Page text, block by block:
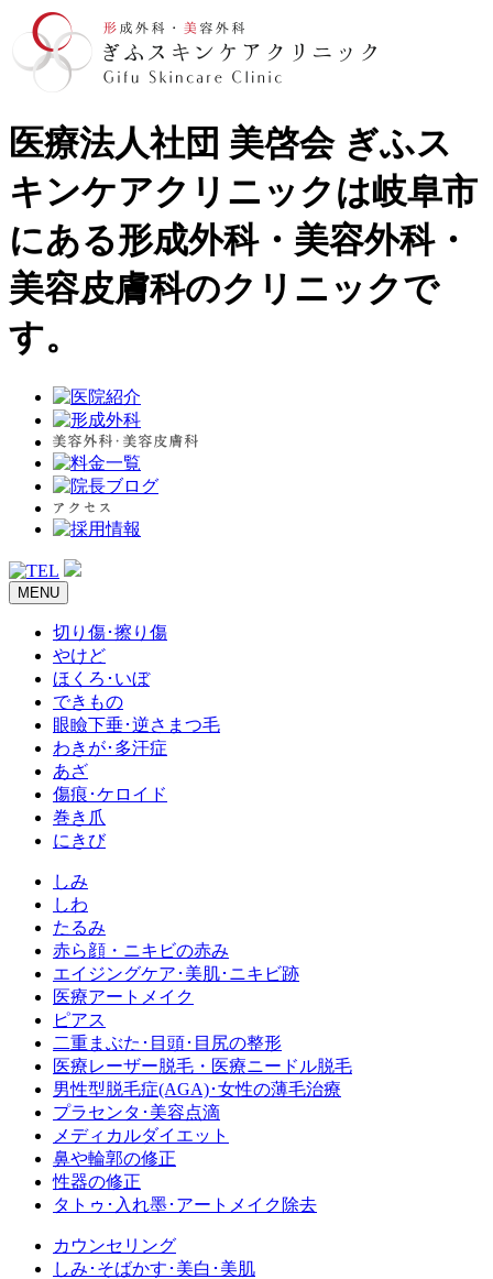
医療法人社団 美啓会 ぎふス
キンケアクリニックは岐阜市
にある形成外科・美容外科・
美容皮膚科のクリニックで
す。
MENU
切り傷･擦り傷
やけど
ほくろ･いぼ
できもの
眼瞼下垂･逆さまつ毛
わきが･多汗症
あざ
傷痕･ケロイド
巻き爪
にきび
しみ
しわ
たるみ
赤ら顔・ニキビの赤み
エイジングケア･美肌･ニキビ跡
医療アートメイク
ピアス
二重まぶた･目頭･目尻の整形
医療レーザー脱毛・医療ニードル脱毛
男性型脱毛症(AGA)･女性の薄毛治療
プラセンタ･美容点滴
メディカルダイエット
鼻や輪郭の修正
性器の修正
タトゥ･入れ墨･アートメイク除去
カウンセリング
しみ･そばかす･美白･美肌